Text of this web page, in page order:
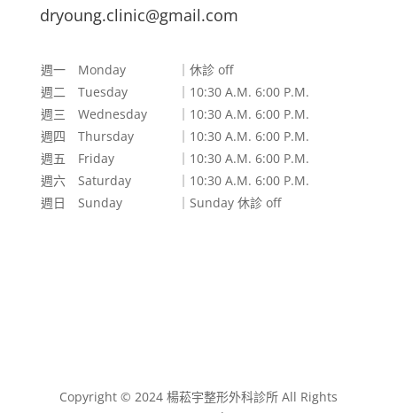
dryoung.clinic@gmail.com
週一 Monday
｜休診 off
週二 Tuesday
｜10:30 A.M. 6:00 P.M.
週三 Wednesday
｜10:30 A.M. 6:00 P.M.
週四 Thursday
｜10:30 A.M. 6:00 P.M.
週五 Friday
｜10:30 A.M. 6:00 P.M.
週六 Saturday
｜10:30 A.M. 6:00 P.M.
週日 Sunday
｜Sunday 休診 off
Copyright © 2024 楊菘宇整形外科診所 All Rights